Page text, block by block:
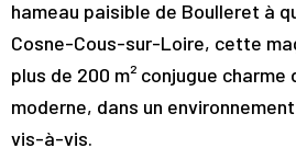
hameau paisible de Boulleret à
Cosne-Cous-sur-Loire, cette
plus de 200 m² conjugue charme
moderne, dans un
vis-à-vis.